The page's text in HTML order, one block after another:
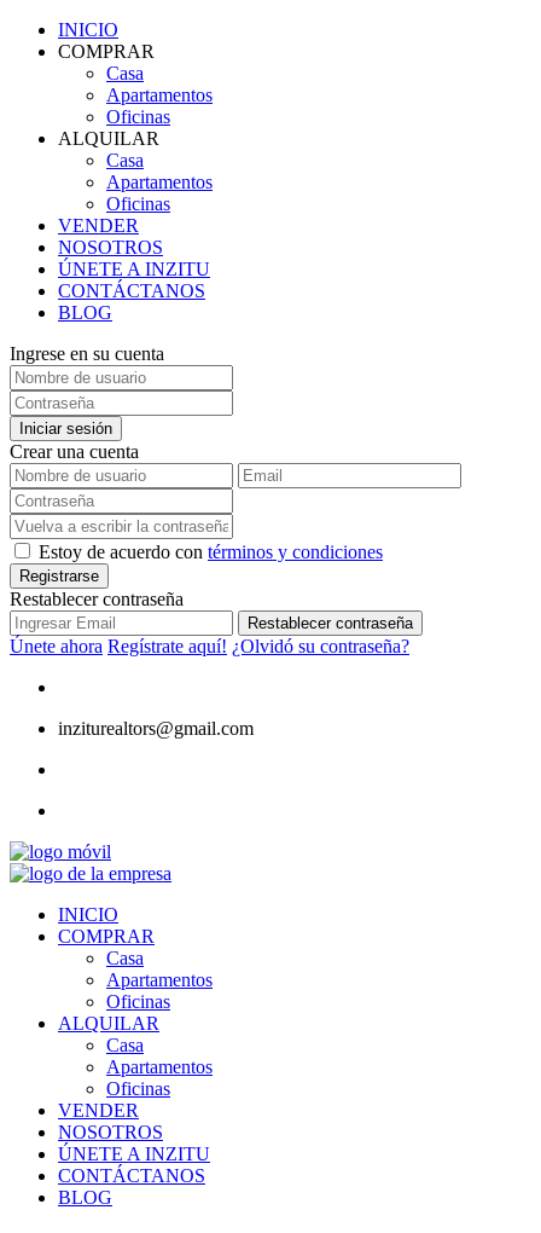
INICIO
COMPRAR
Casa
Apartamentos
Oficinas
ALQUILAR
Casa
Apartamentos
Oficinas
VENDER
NOSOTROS
ÚNETE A INZITU
CONTÁCTANOS
BLOG
Ingrese en su cuenta
Iniciar sesión
Crear una cuenta
Estoy de acuerdo con términos y condiciones
Registrarse
Restablecer contraseña
Restablecer contraseña
Únete ahora Regístrate aquí! ¿Olvidó su contraseña?
inziturealtors@gmail.com
INICIO
COMPRAR
Casa
Apartamentos
Oficinas
ALQUILAR
Casa
Apartamentos
Oficinas
VENDER
NOSOTROS
ÚNETE A INZITU
CONTÁCTANOS
BLOG